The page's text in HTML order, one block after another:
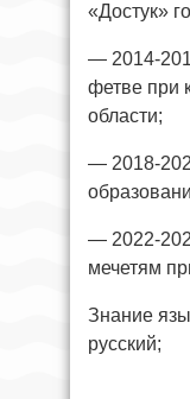
«Достук»
— 2014-
фетве при
области;
— 2018-
— 2022-
мечетям
Знание
русский;